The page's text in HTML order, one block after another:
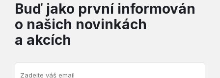
Buď jako první informován
o našich novinkách
a akcích